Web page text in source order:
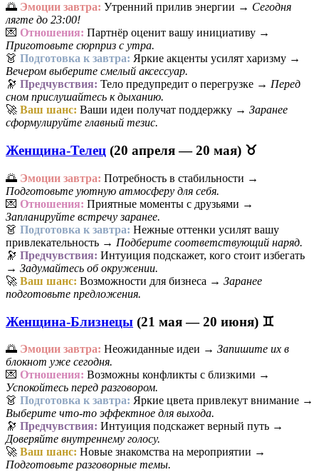
🌅 Эмоции завтра: Утренний прилив энергии → Сегодня
лягте до 23:00!
💌 Отношения: Партнёр оценит вашу инициативу →
Приготовьте сюрприз с утра.
👗 Подготовка к завтра: Яркие акценты усилят харизму →
Вечером выберите смелый аксессуар.
🔭 Предчувствия: Тело предупредит о перегрузке → Перед
сном прислушайтесь к дыханию.
🚀 Ваш шанс: Ваши идеи получат поддержку → Заранее
сформулируйте главный тезис.
Женщина-Телец (20 апреля — 20 мая) ♉
🌅 Эмоции завтра: Потребность в стабильности →
Подготовьте уютную атмосферу для себя.
💌 Отношения: Приятные моменты с друзьями →
Запланируйте встречу заранее.
👗 Подготовка к завтра: Нежные оттенки усилят вашу
привлекательность → Подберите соответствующий наряд.
🔭 Предчувствия: Интуиция подскажет, кого стоит избегать
→ Задумайтесь об окружении.
🚀 Ваш шанс: Возможности для бизнеса → Заранее
подготовьте предложения.
Женщина-Близнецы (21 мая — 20 июня) ♊
🌅 Эмоции завтра: Неожиданные идеи → Запишите их в
блокнот уже сегодня.
💌 Отношения: Возможны конфликты с близкими →
Успокойтесь перед разговором.
👗 Подготовка к завтра: Яркие цвета привлекут внимание →
Выберите что-то эффектное для выхода.
🔭 Предчувствия: Интуиция подскажет верный путь →
Доверяйте внутреннему голосу.
🚀 Ваш шанс: Новые знакомства на мероприятии →
Подготовьте разговорные темы.